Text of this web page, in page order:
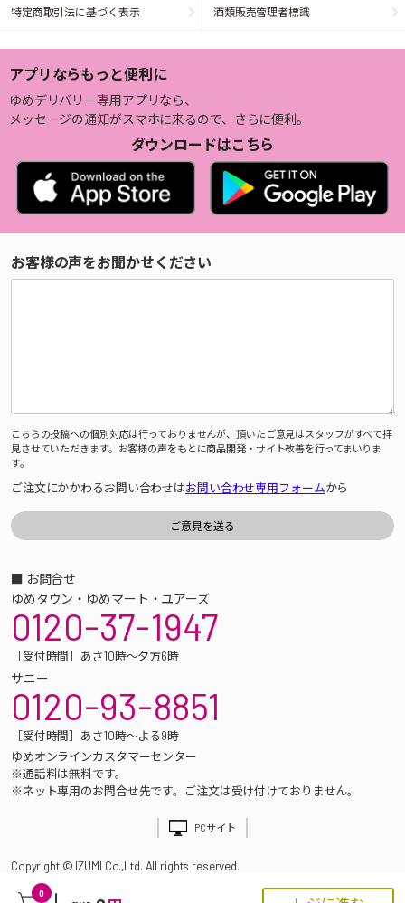
0
特定商取引法に基づく表示 酒類販売管理者標識
アプリならもっと便利に
ゆめデリバリー専用アプリなら、
メッセージの通知がスマホに来るので、さらに便利。
ダウンロードはこちら
お客様の声をお聞かせください
こちらの投稿への個別対応は行っておりませんが、頂いたご意見はスタッフがすべて拝
見させていただきます。お客様の声をもとに商品開発・サイト改善を行ってまいりま
す。
ご注文にかかわるお問い合わせはお問い合わせ専用フォームから
■ お問合せ
ゆめタウン・ゆめマート・ユアーズ
0120-37-1947
［受付時間］あさ10時～夕方6時
サニー
0120-93-8851
［受付時間］あさ10時～よる9時
ゆめオンラインカスタマーセンター
※通話料は無料です。
※ネット専用のお問合せ先です。ご注文は受け付けておりません。
PCサイト
Copyright © IZUMI Co.,Ltd. All rights reserved.